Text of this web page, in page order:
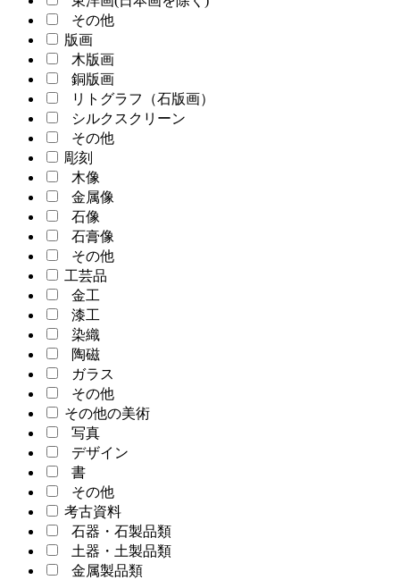
その他
版画
木版画
銅版画
リトグラフ（石版画）
シルクスクリーン
その他
彫刻
木像
金属像
石像
石膏像
その他
工芸品
金工
漆工
染織
陶磁
ガラス
その他
その他の美術
写真
デザイン
書
その他
考古資料
石器・石製品類
土器・土製品類
金属製品類